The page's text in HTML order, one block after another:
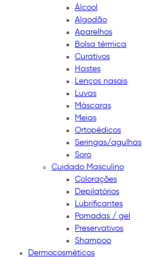
Álcool
Algodão
Aparelhos
Bolsa térmica
Curativos
Hastes
Lenços nasais
Luvas
Máscaras
Meias
Ortopédicos
Seringas/agulhas
Soro
Cuidado Masculino
Colorações
Depilatórios
Lubrificantes
Pomadas / gel
Preservativos
Shampoo
Dermocosméticos